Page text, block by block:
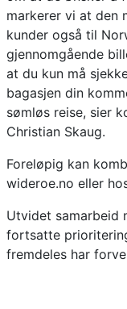
markerer vi at den
kunder også til
gjennomgående
at du kun må
bagasjen din
sømløs reise, sier
Christian Skaug.
Foreløpig kan
wideroe.no eller
Utvidet samarbeid
fortsatte
fremdeles har